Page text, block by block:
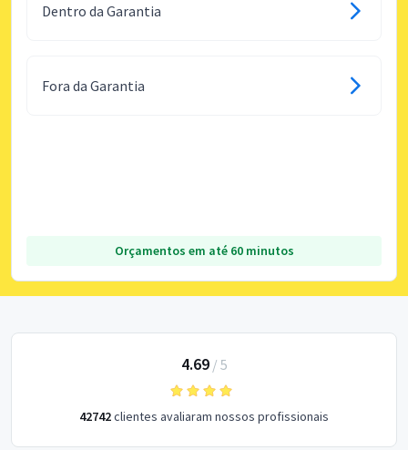
Dentro da Garantia
Fora da Garantia
Orçamentos em até 60 minutos
4.69/ 5
42742clientes avaliaram nossos profissionais